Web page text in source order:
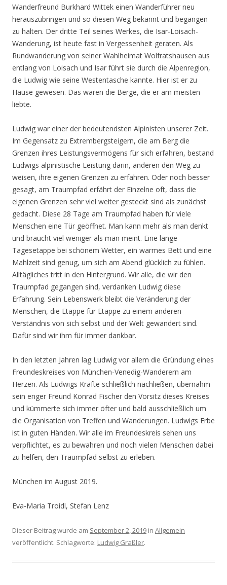
Wanderfreund Burkhard Wittek einen Wanderführer neu
herauszubringen und so diesen Weg bekannt und begangen
zu halten. Der dritte Teil seines Werkes, die Isar-Loisach-
Wanderung, ist heute fast in Vergessenheit geraten. Als
Rundwanderung von seiner Wahlheimat Wolfratshausen aus
entlang von Loisach und Isar führt sie durch die Alpenregion,
die Ludwig wie seine Westentasche kannte. Hier ist er zu
Hause gewesen. Das waren die Berge, die er am meisten
liebte.
Ludwig war einer der bedeutendsten Alpinisten unserer Zeit.
Im Gegensatz zu Extrembergsteigern, die am Berg die
Grenzen ihres Leistungsvermögens für sich erfahren, bestand
Ludwigs alpinistische Leistung darin, anderen den Weg zu
weisen, ihre eigenen Grenzen zu erfahren. Oder noch besser
gesagt, am Traumpfad erfährt der Einzelne oft, dass die
eigenen Grenzen sehr viel weiter gesteckt sind als zunächst
gedacht. Diese 28 Tage am Traumpfad haben für viele
Menschen eine Tür geöffnet. Man kann mehr als man denkt
und braucht viel weniger als man meint. Eine lange
Tagesetappe bei schönem Wetter, ein warmes Bett und eine
Mahlzeit sind genug, um sich am Abend glücklich zu fühlen.
Alltägliches tritt in den Hintergrund. Wir alle, die wir den
Traumpfad gegangen sind, verdanken Ludwig diese
Erfahrung. Sein Lebenswerk bleibt die Veränderung der
Menschen, die Etappe für Etappe zu einem anderen
Verständnis von sich selbst und der Welt gewandert sind.
Dafür sind wir ihm für immer dankbar.
In den letzten Jahren lag Ludwig vor allem die Gründung eines
Freundeskreises von München-Venedig-Wanderern am
Herzen. Als Ludwigs Kräfte schließlich nachließen, übernahm
sein enger Freund Konrad Fischer den Vorsitz dieses Kreises
und kümmerte sich immer öfter und bald ausschließlich um
die Organisation von Treffen und Wanderungen. Ludwigs Erbe
ist in guten Händen. Wir alle im Freundeskreis sehen uns
verpflichtet, es zu bewahren und noch vielen Menschen dabei
zu helfen, den Traumpfad selbst zu erleben.
München im August 2019.
Eva-Maria Troidl, Stefan Lenz
Dieser Beitrag wurde am September 2, 2019 in Allgemein
veröffentlicht. Schlagworte: Ludwig Graßler.